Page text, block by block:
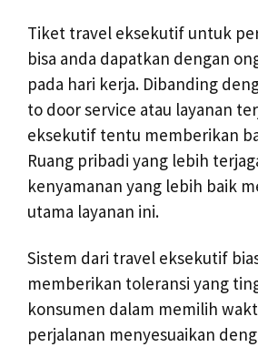
Tiket travel eksekutif untuk
bisa anda dapatkan dengan
pada hari kerja. Dibanding
to door service atau layanan
eksekutif tentu memberikan
Ruang pribadi yang lebih
kenyamanan yang lebih baik
utama layanan ini.
Sistem dari travel eksekutif
memberikan toleransi yang
konsumen dalam memilih
perjalanan menyesuaikan